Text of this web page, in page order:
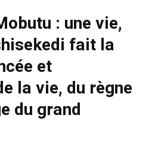
: une vie,
fait la
et
la vie, du règne
du grand